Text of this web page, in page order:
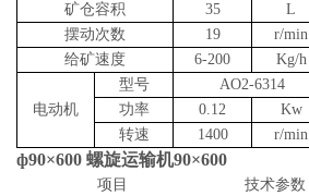
矿仓容积
35
L
摆动次数
19
r/min
给矿速度
6-200 Kg/h
电动机
型号
AO2-6314
功率
0.12
Kw
转速
1400 r/min
ф90×600 螺旋运输机90×600
项目 技术参数